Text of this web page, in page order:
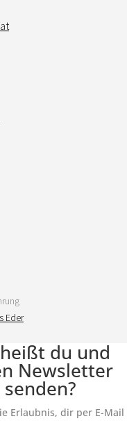
Eder
du und
Newsletter
Erlaubnis, dir per E-Mail